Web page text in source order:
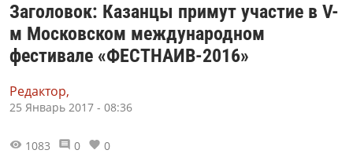
Заголовок: Казанцы примут участие в V-
м Московском международном
фестивале «ФЕСТНАИВ-2016»
Редактор,
25 Январь 2017 - 08:36
1083 0 0